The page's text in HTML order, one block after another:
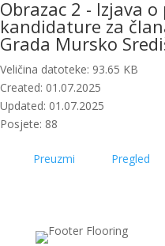
Obrazac 2 - Izjava
kandidature za
Grada Mursko
Veličina datoteke: 93.65 KB
Created: 01.07.2025
Updated: 01.07.2025
Posjete: 88
Preuzmi Pregled